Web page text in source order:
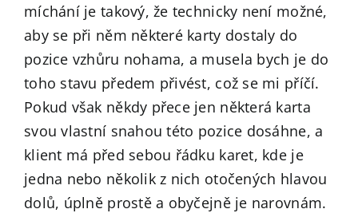
míchání je takový, že technicky není možné,
aby se při něm některé karty dostaly do
pozice vzhůru nohama, a musela bych je do
toho stavu předem přivést, což se mi příčí.
Pokud však někdy přece jen některá karta
svou vlastní snahou této pozice dosáhne, a
klient má před sebou řádku karet, kde je
jedna nebo několik z nich otočených hlavou
dolů, úplně prostě a obyčejně je narovnám.